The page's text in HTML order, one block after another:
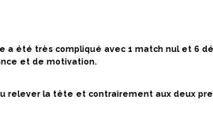
a été très compliqué avec 1 match nul et 6
et de motivation.
relever la tête et contrairement aux deux